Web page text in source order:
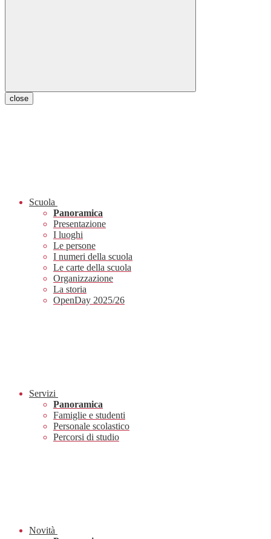
close
Scuola
Panoramica
Presentazione
I luoghi
Le persone
I numeri della scuola
Le carte della scuola
Organizzazione
La storia
OpenDay 2025/26
Servizi
Panoramica
Famiglie e studenti
Personale scolastico
Percorsi di studio
Novità